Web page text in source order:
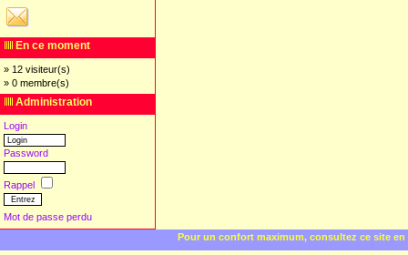
En ce moment
» 12 visiteur(s)
» 0 membre(s)
Administration
Login
Password
Rappel
Mot de passe perdu
Pour un confort maximum, consultez ce site